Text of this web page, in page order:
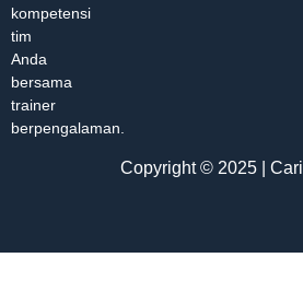
kompetensi
tim
Anda
bersama
trainer
berpengalaman.
Copyright © 2025 |